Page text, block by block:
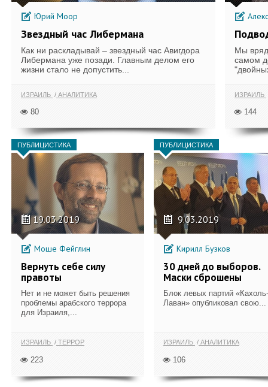
Юрий Моор
Звездный час Либермана
Как ни раскладывай – звездный час Авигдора
Либермана уже позади. Главным делом его
жизни стало не допустить...
ИЗРАИЛЬ АНАЛИТИКА
80
Мы вряд
самом
ИЗРАИЛЬ
144
ПУБЛИЦИСТИКА
19.03.2019
Моше Фейглин
Вернуть себе силу
правоты
Нет и не может быть решения
проблемы арабского террора
для Израиля,...
ИЗРАИЛЬ ТЕРРОР
223
ПУБЛИЦИСТИКА
9.03.2019
Кирилл Бузков
30 дней до выборов.
Маски сброшены
Блок левых партий «Кахоль-
Лаван» опубликовал свою...
ИЗРАИЛЬ АНАЛИТИКА
106